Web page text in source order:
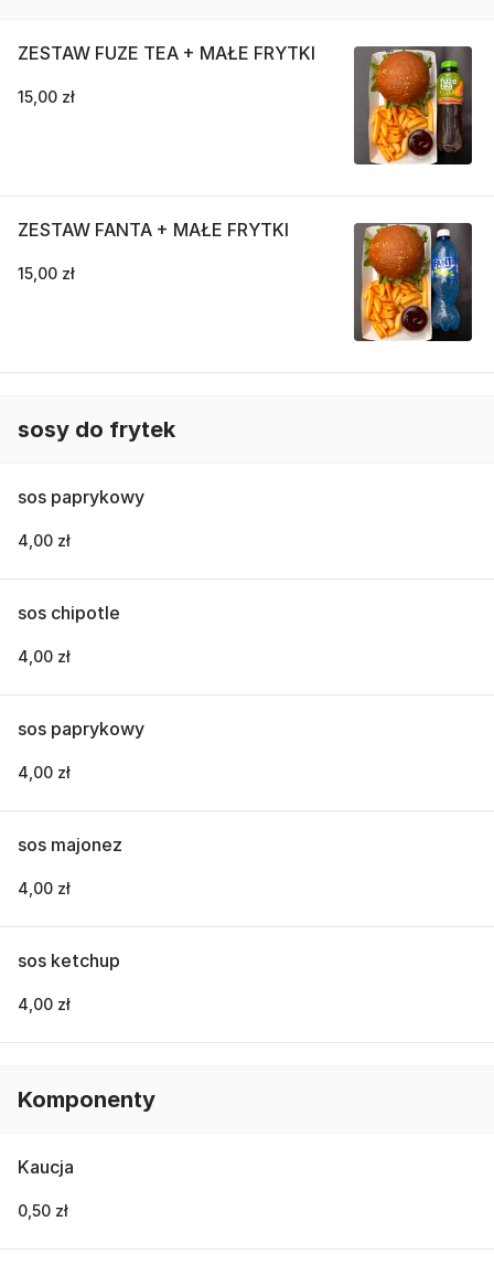
ZESTAW FUZE TEA + MAŁE FRYTKI
15,00 zł
ZESTAW FANTA + MAŁE FRYTKI
15,00 zł
sosy do frytek
sos paprykowy
4,00 zł
sos chipotle
4,00 zł
sos paprykowy
4,00 zł
sos majonez
4,00 zł
sos ketchup
4,00 zł
Komponenty
Kaucja
0,50 zł